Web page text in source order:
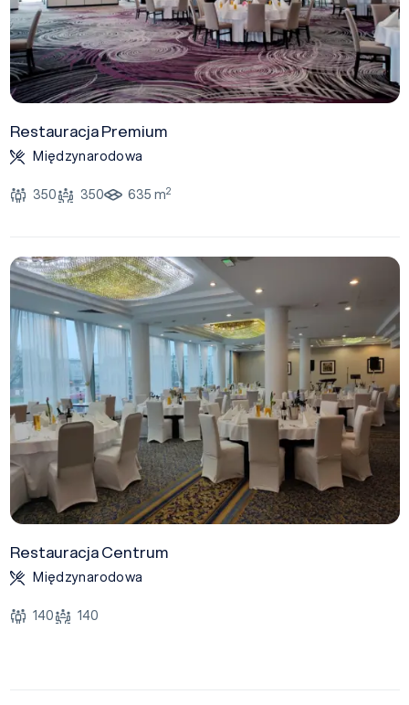
Restauracja Premium
Międzynarodowa
350 350 635 m2
Restauracja Centrum
Międzynarodowa
140 140